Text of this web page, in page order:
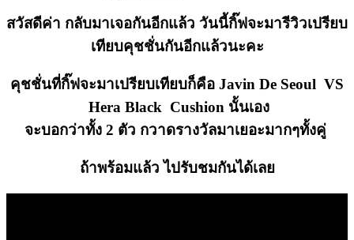
สวัสดีค่า กลับมาเจอกันอีกแล้ว วันนี้กิ๊ฟจะมารีวิวเปรียบ
เทียบคุชชั่นกันอีกแล้วนะคะ
คุชชั่นที่กิ๊ฟจะมาเปรียบเทียบก็คือ Javin De Seoul VS
Hera Black Cushion นั้นเอง
จะบอกว่าทั้ง 2 ตัว กวาดรางวัลมาเยอะมากๆทั้งคู่
ถ้าพร้อมแล้ว ไปรับชมกันได้เลย